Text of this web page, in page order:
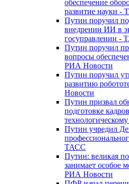
обеспечение
развитие науки -
Путин поручил
внедрении ИИ в
госуправлении -
Путин поручил
вопросы
РИА Новости
Путин поручил
развитию
Новости
Путин призвал
подготовке
Путин учредил
ТАСС
Путин: великая
занимает особое
РИА Новости